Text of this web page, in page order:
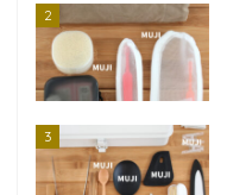
2
3